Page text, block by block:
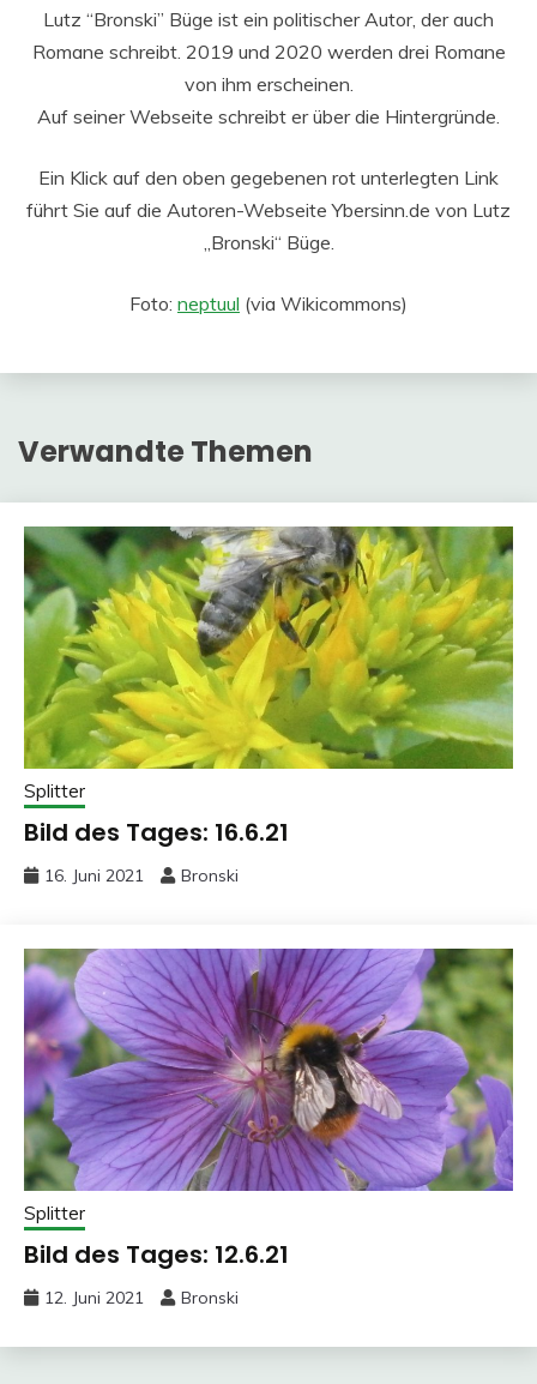
Lutz “Bronski” Büge ist ein politischer Autor, der auch
Romane schreibt. 2019 und 2020 werden drei Romane
von ihm erscheinen.
Auf seiner Webseite schreibt er über die Hintergründe.
Ein Klick auf den oben gegebenen rot unterlegten Link
führt Sie auf die Autoren-Webseite Ybersinn.de von Lutz
„Bronski“ Büge.
Foto: neptuul (via Wikicommons)
Verwandte Themen
Splitter
Bild des Tages: 16.6.21
16. Juni 2021 Bronski
Splitter
Bild des Tages: 12.6.21
12. Juni 2021 Bronski